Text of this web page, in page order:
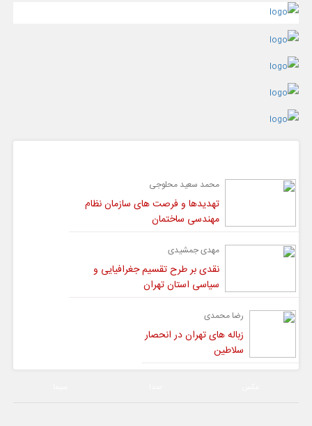
محمد سعید محلوجی
تهدیدها و فرصت های سازمان نظام
مهندسی ساختمان
مهدی جمشیدی
نقدی بر طرح تقسیم جغرافیایی و
سیاسی استان تهران
رضا محمدی
زباله های تهران در انحصار
سلاطین